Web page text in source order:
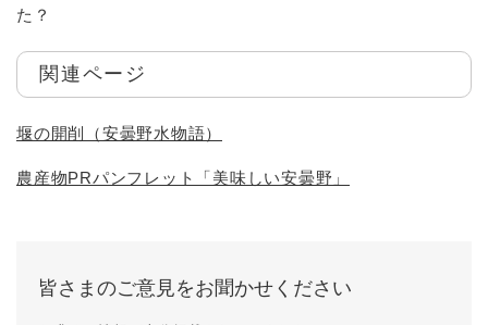
た？
関連ページ
堰の開削（安曇野水物語）
農産物PRパンフレット「美味しい安曇野」
皆さまのご意見をお聞かせください